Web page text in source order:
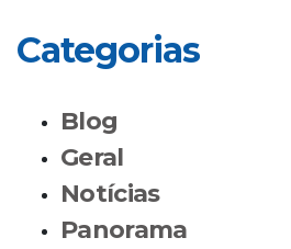
Categorias
Blog
Geral
Notícias
Panorama